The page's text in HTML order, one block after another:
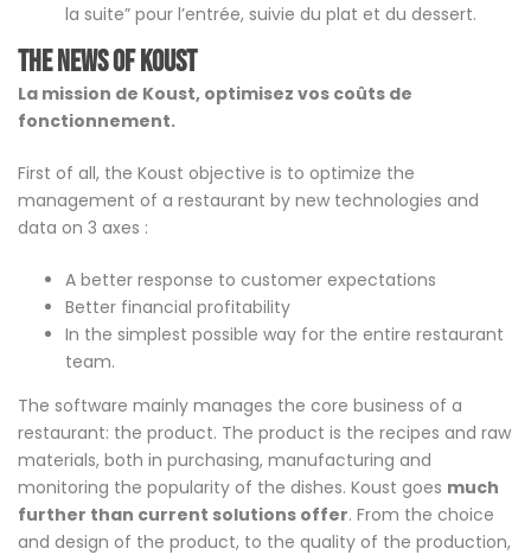
la suite” pour l’entrée, suivie du plat et du dessert.
The NEWS of KOUST
La mission de Koust, optimisez vos coûts de
fonctionnement.
First of all, the Koust objective is to optimize the
management of a restaurant by new technologies and
data on 3 axes :
A better response to customer expectations
Better financial profitability
In the simplest possible way for the entire restaurant
team.
The software mainly manages the core business of a
restaurant: the product. The product is the recipes and raw
materials, both in purchasing, manufacturing and
monitoring the popularity of the dishes. Koust goes much
further than current solutions offer. From the choice
and design of the product, to the quality of the production,